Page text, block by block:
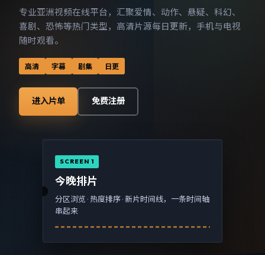
专业亚洲视频在线平台，汇聚爱情、动作、悬疑、科幻、
喜剧、恐怖等热门类型，高清片源每日更新，手机与电视
随时观看。
高清 字幕 剧集 日更
进入片单 免费注册
SCREEN 1
今晚排片
分区浏览 · 热度排序 · 新片时间线，一条时间轴
串起来